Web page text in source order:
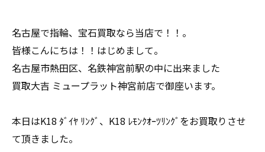
名古屋で指輪、宝石買取なら当店で！！。
皆様こんにちは！！はじめまして。
名古屋市熱田区、名鉄神宮前駅の中に出来ました
買取大吉 ミュープラット神宮前店で御座います。
本日はK18 ﾀﾞｲﾔ ﾘﾝｸﾞ、K18 ﾚﾓﾝｸｵｰﾂﾘﾝｸﾞをお買取りさせ
て頂きました。